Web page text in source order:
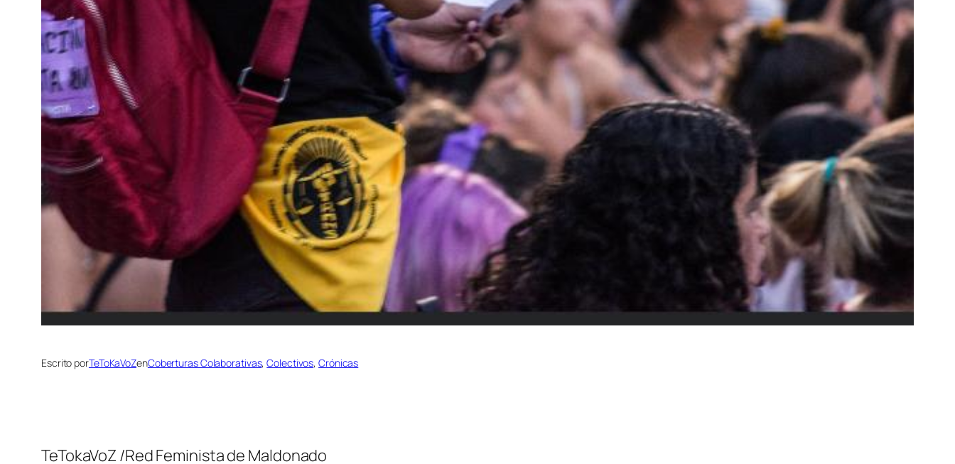
Escrito porTeToKaVoZenCoberturas Colaborativas, Colectivos, Crónicas
TeTokaVoZ /Red Feminista de Maldonado